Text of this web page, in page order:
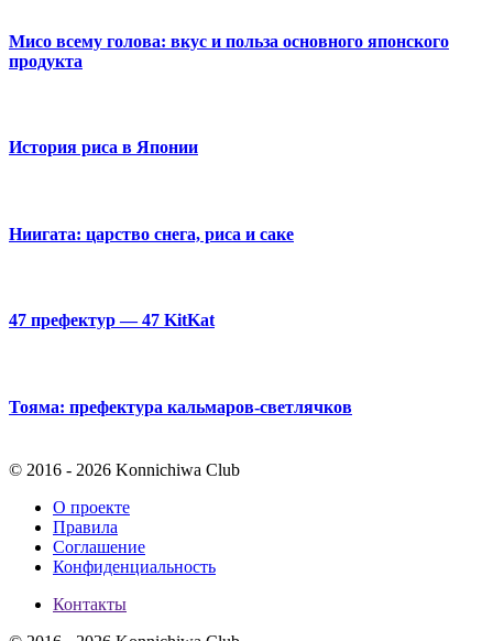
Мисо всему голова: вкус и польза основного японского
продукта
История риса в Японии
Ниигата: царство снега, риса и саке
47 префектур — 47 KitKat
Тояма: префектура кальмаров-светлячков
© 2016 - 2026 Konnichiwa Club
О проекте
Правила
Соглашение
Конфиденциальность
Контакты